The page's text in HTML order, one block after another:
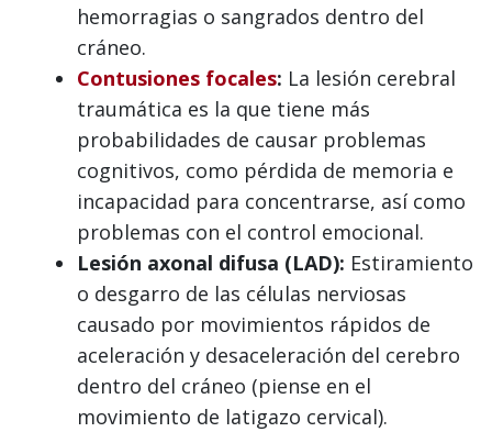
hemorragias o sangrados dentro del
cráneo.
Contusiones focales: La lesión cerebral
traumática es la que tiene más
probabilidades de causar problemas
cognitivos, como pérdida de memoria e
incapacidad para concentrarse, así como
problemas con el control emocional.
Lesión axonal difusa (LAD): Estiramiento
o desgarro de las células nerviosas
causado por movimientos rápidos de
aceleración y desaceleración del cerebro
dentro del cráneo (piense en el
movimiento de latigazo cervical).